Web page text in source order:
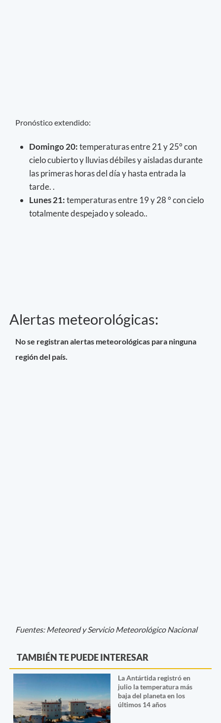
Pronóstico extendido:
Domingo 20:temperaturas entre 21 y 25° con
cielo cubierto y lluvias débiles y aisladas durante
las primeras horas del día y hasta entrada la
tarde. .
Lunes 21:temperaturas entre 19 y 28 ° con cielo
totalmente despejado y soleado..
Alertas meteorológicas:
No se registran alertas meteorológicas para ninguna
región del país.
Fuentes: Meteored y Servicio Meteorológico Nacional
TAMBIÉN TE PUEDE INTERESAR
La Antártida registró en
julio la temperatura más
baja del planeta en los
últimos 14 años